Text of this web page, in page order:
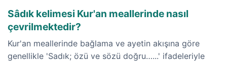
Sâdık kelimesi Kur'an meallerinde nasıl
çevrilmektedir?
Kur'an meallerinde bağlama ve ayetin akışına göre
genellikle 'Sadık; özü ve sözü doğru…...' ifadeleriyle